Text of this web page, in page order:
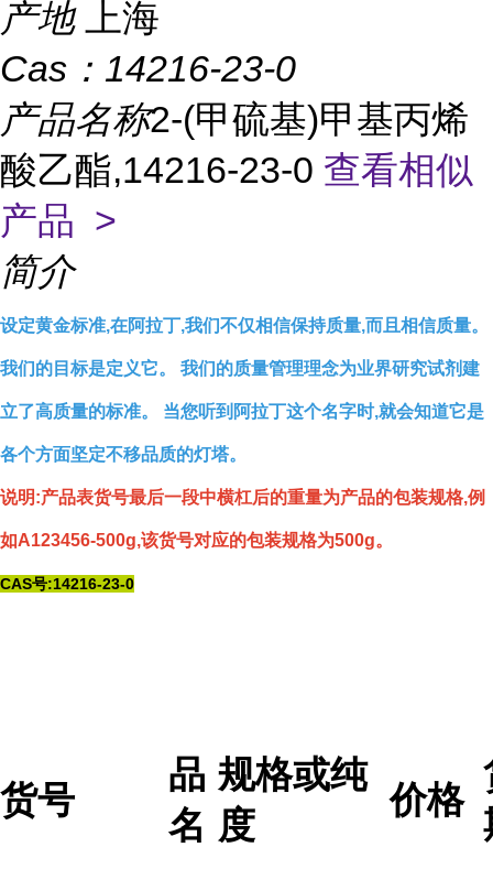
产地
上海
Cas： 14216-23-0
产品名称2-(甲硫基)甲基丙烯
酸乙酯,14216-23-0 查看相似
产品 >
简介
设定黄金标准,在阿拉丁,我们不仅相信保持质量,而且相信质量。
我们的目标是定义它。 我们的质量管理理念为业界研究试剂建
立了高质量的标准。 当您听到阿拉丁这个名字时,就会知道它是
各个方面坚定不移品质的灯塔。
说明:产品表货号最后一段中横杠后的重量为产品的包装规格,例
如A123456-500g,该货号对应的包装规格为500g。
CAS号:14216-23-0
货号
品
名
规格或纯
度
价格